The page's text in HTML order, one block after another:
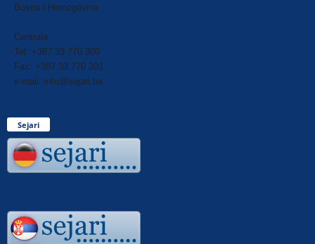
Bosna i Hercegovina
Centrala:
Tel: +387 33 770 300
Fax: +387 33 770 301
e-mail: info@sejari.ba
Sejari